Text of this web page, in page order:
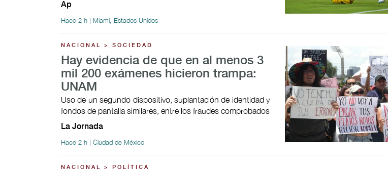
Ap
Hace 2 h | Miami, Estados Unidos
NACIONAL > SOCIEDAD
Hay evidencia de que en al menos 3
mil 200 exámenes hicieron trampa:
UNAM
Uso de un segundo dispositivo, suplantación de identidad y
fondos de pantalla similares, entre los fraudes comprobados
La Jornada
Hace 2 h | Ciudad de México
NACIONAL > POLÍTICA